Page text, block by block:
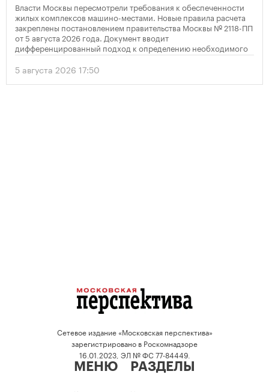
Власти Москвы пересмотрели требования к обеспеченности
жилых комплексов машино-местами. Новые правила расчета
закреплены постановлением правительства Москвы № 2118-ПП
от 5 августа 2026 года. Документ вводит
дифференцированный подход к определению необходимого
количества парковок в зависимости от площади квартир и
устанавливает переходный период для уже согласованных
проектов.
5 августа 2026 17:50
Сетевое издание «Московская перспектива»
зарегистрировано в Роскомнадзоре
16.01.2023, ЭЛ № ФС 77-84449.
МЕНЮ РАЗДЕЛЫ